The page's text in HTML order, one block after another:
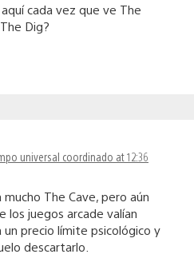
cada vez que ve The
Dig?
universal coordinado at 12:36
The Cave, pero aún
los juegos arcade valían
precio límite psicológico y
descartarlo.